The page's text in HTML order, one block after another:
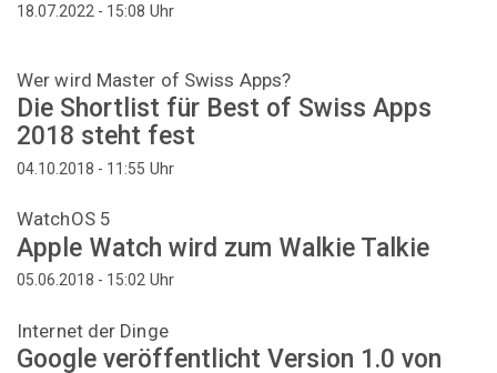
18.07.2022 - 15:08 Uhr
Wer wird Master of Swiss Apps?
Die Shortlist für Best of Swiss Apps
2018 steht fest
04.10.2018 - 11:55 Uhr
WatchOS 5
Apple Watch wird zum Walkie Talkie
05.06.2018 - 15:02 Uhr
Internet der Dinge
Google veröffentlicht Version 1.0 von